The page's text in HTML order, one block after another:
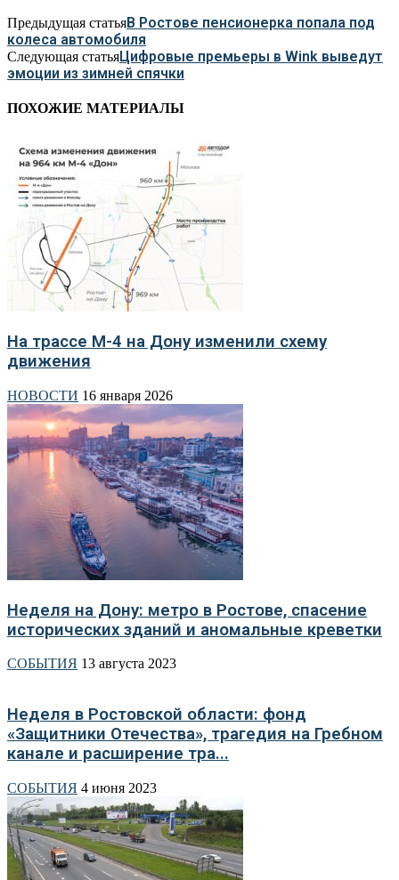
Предыдущая статьяВ Ростове пенсионерка попала под
колеса автомобиля
Следующая статьяЦифровые премьеры в Wink выведут
эмоции из зимней спячки
ПОХОЖИЕ МАТЕРИАЛЫ
На трассе М-4 на Дону изменили схему
движения
НОВОСТИ 16 января 2026
Неделя на Дону: метро в Ростове, спасение
исторических зданий и аномальные креветки
СОБЫТИЯ 13 августа 2023
Неделя в Ростовской области: фонд
«Защитники Отечества», трагедия на Гребном
канале и расширение тра...
СОБЫТИЯ 4 июня 2023